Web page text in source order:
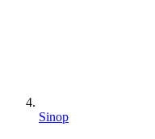
Sinop